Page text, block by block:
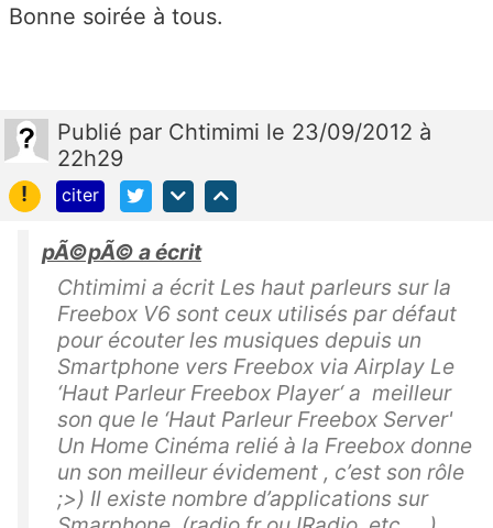
Bonne soirée à tous.
Publié par Chtimimi le 23/09/2012 à
22h29
!
citer
pÃ©pÃ© a écrit
Chtimimi a écrit Les haut parleurs sur la
Freebox V6 sont ceux utilisés par défaut
pour écouter les musiques depuis un
Smartphone vers Freebox via Airplay Le
‘Haut Parleur Freebox Player‘ a meilleur
son que le ‘Haut Parleur Freebox Server'
Un Home Cinéma relié à la Freebox donne
un son meilleur évidement , c’est son rôle
;>) Il existe nombre d’applications sur